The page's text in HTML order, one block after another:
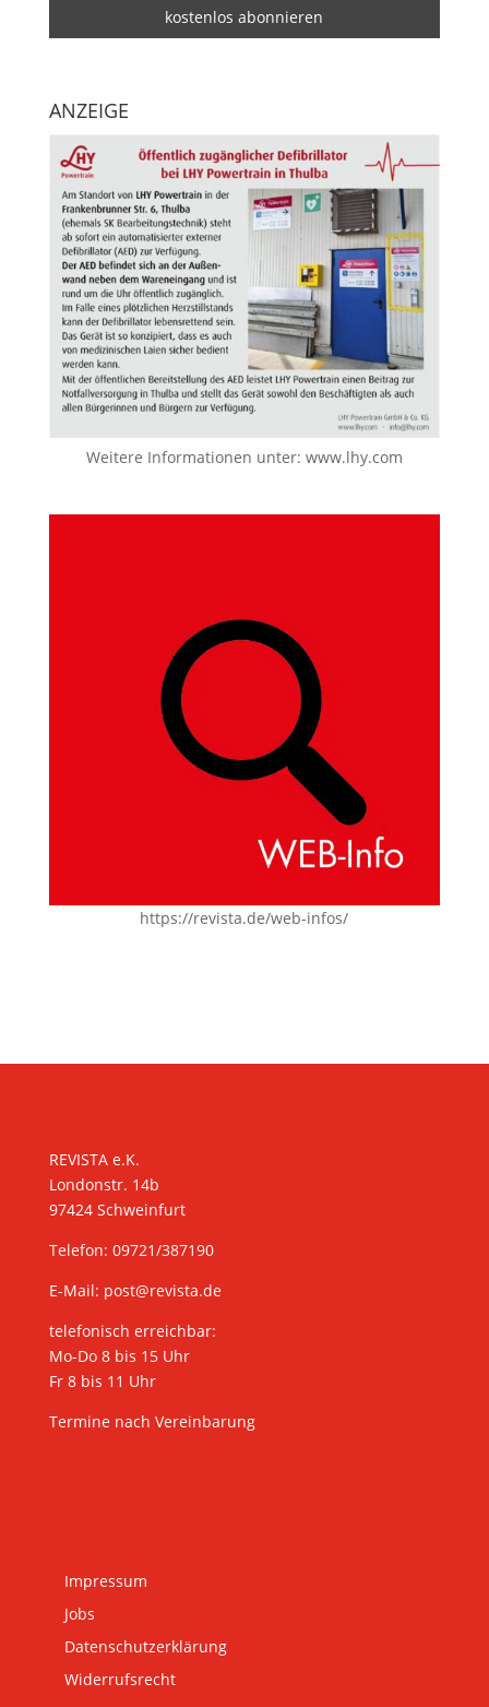
ANZEIGE
Weitere Informationen unter: www.lhy.com
https://revista.de/web-infos/
REVISTA e.K.
Londonstr. 14b
97424 Schweinfurt
Telefon: 09721/387190
E-Mail: post@revista.de
telefonisch erreichbar:
Mo-Do 8 bis 15 Uhr
Fr 8 bis 11 Uhr
Termine nach Vereinbarung
Impressum
Jobs
Datenschutzerklärung
Widerrufsrecht